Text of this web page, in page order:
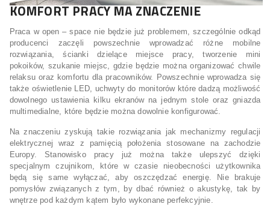
KOMFORT PRACY MA ZNACZENIE
Praca w open – space nie będzie już problemem, szczególnie odkąd
producenci zaczęli powszechnie wprowadzać różne mobilne
rozwiązania, ścianki dzielące miejsce pracy, tworzenie mini
pokoików, szukanie miejsc, gdzie będzie można organizować chwile
relaksu oraz komfortu dla pracowników. Powszechnie wprowadza się
także oświetlenie LED, uchwyty do monitorów które dadzą możliwość
dowolnego ustawienia kilku ekranów na jednym stole oraz gniazda
multimedialne, które będzie można dowolnie konfigurować.
Na znaczeniu zyskują takie rozwiązania jak mechanizmy regulacji
elektrycznej wraz z pamięcią położenia stosowane na zachodzie
Europy. Stanowisko pracy już można także ulepszyć dzięki
specjalnym czujnikom, które w czasie nieobecności użytkownika
będą się same wyłączać, aby oszczędzać energię. Nie brakuje
pomysłów związanych z tym, by dbać również o akustykę, tak by
wnętrze pod każdym kątem było wykonane perfekcyjnie.